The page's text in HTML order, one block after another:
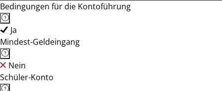
Bedingungen für die Kontoführung
Ja
Mindest-Geldeingang
Nein
Schüler-Konto